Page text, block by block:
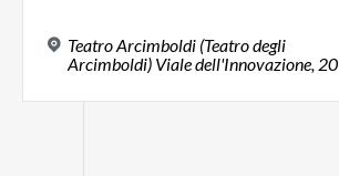
Teatro Arcimboldi (Teatro degli
Arcimboldi) Viale dell'Innovazione, 20